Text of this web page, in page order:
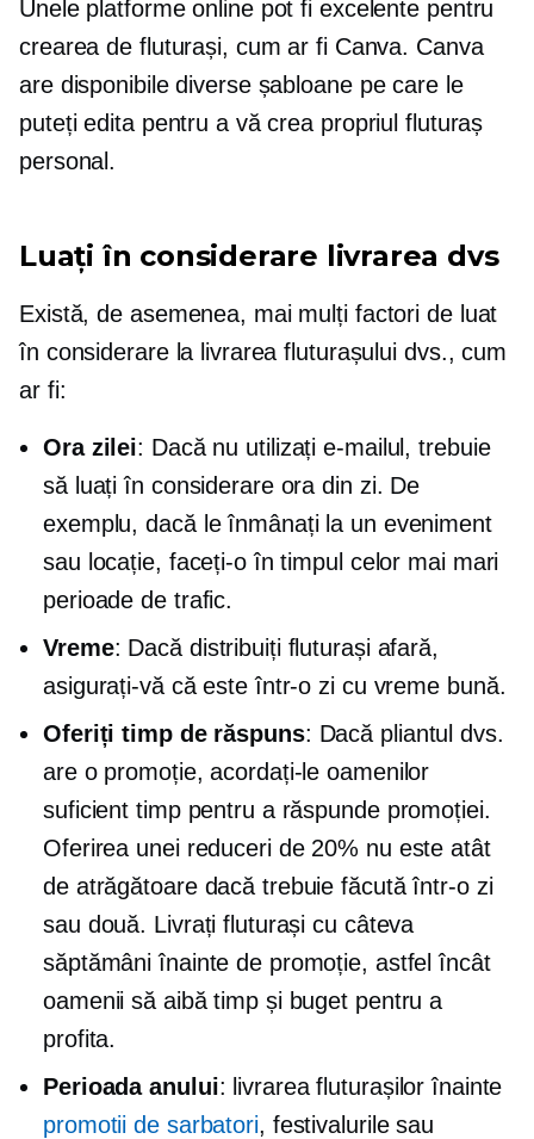
Unele platforme online pot fi excelente pentru
crearea de fluturași, cum ar fi Canva. Canva
are disponibile diverse șabloane pe care le
puteți edita pentru a vă crea propriul fluturaș
personal.
Luați în considerare livrarea dvs
Există, de asemenea, mai mulți factori de luat
în considerare la livrarea fluturașului dvs., cum
ar fi:
Ora zilei: Dacă nu utilizați e-mailul, trebuie
să luați în considerare ora din zi. De
exemplu, dacă le înmânați la un eveniment
sau locație, faceți-o în timpul celor mai mari
perioade de trafic.
Vreme: Dacă distribuiți fluturași afară,
asigurați-vă că este într-o zi cu vreme bună.
Oferiți timp de răspuns: Dacă pliantul dvs.
are o promoție, acordați-le oamenilor
suficient timp pentru a răspunde promoției.
Oferirea unei reduceri de 20% nu este atât
de atrăgătoare dacă trebuie făcută într-o zi
sau două. Livrați fluturași cu câteva
săptămâni înainte de promoție, astfel încât
oamenii să aibă timp și buget pentru a
profita.
Perioada anului: livrarea fluturașilor înainte
promotii de sarbatori, festivalurile sau